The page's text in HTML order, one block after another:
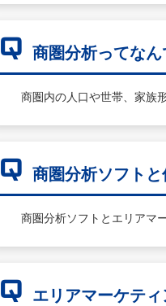
Q 商圏分析ってなん
商圏内の人口や世帯、家族
Q 商圏分析ソフト
商圏分析ソフトとエリアマ
Q エリアマーケテ